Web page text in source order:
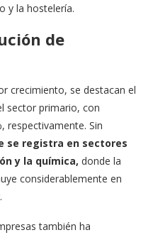
y la hostelería.
de
crecimiento, se destacan el
sector primario, con
respectivamente. Sin
se registra en sectores
y la química, donde la
considerablemente en
también ha